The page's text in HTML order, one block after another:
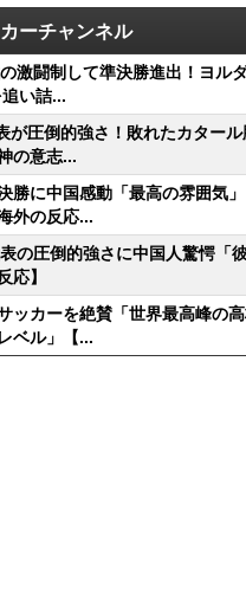
ーチャンネル
激闘制して準決勝進出！ヨル
い詰...
が圧倒的強さ！敗れたカター
の意志...
勝に中国感動「最高の雰囲気
外の反応...
の圧倒的強さに中国人驚愕「
応】
ッカーを絶賛「世界最高峰の
ベル」【...